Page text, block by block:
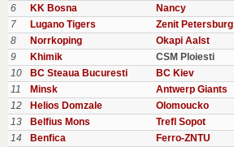
6
KK Bosna Nancy
7
Lugano Tigers Zenit Petersburg
8
Norrkoping Okapi Aalst
9
Khimik CSM Ploiesti
10
BC Steaua Bucuresti BC Kiev
11
Minsk Antwerp Giants
12
Helios Domzale Olomoucko
13
Belfius Mons Trefl Sopot
14
Benfica Ferro-ZNTU